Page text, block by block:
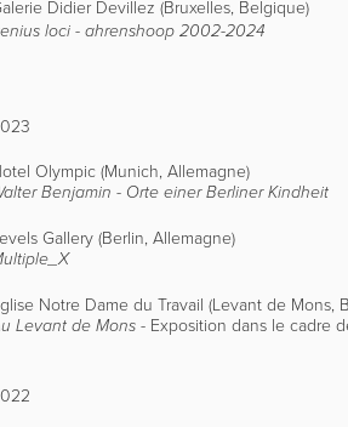
Didier Devillez (Bruxelles, Belgique)
loci - ahrenshoop 2002-2024
Olympic (Munich, Allemagne)
Benjamin - Orte einer Berliner Kindheit
Gallery (Berlin, Allemagne)
Notre Dame du Travail (Levant de Mons,
Levant de Mons - Exposition dans le cadre